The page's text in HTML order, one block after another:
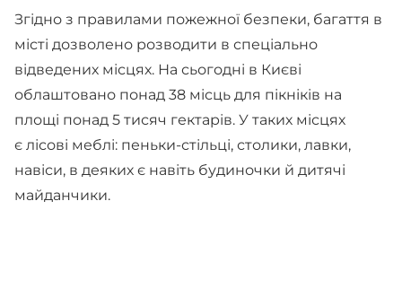
Згідно з правилами пожежної безпеки, багаття в
місті дозволено розводити в спеціально
відведених місцях. На сьогодні в Києві
облаштовано понад 38 місць для пікніків на
площі понад 5 тисяч гектарів. У таких місцях
є лісові меблі: пеньки-стільці, столики, лавки,
навіси, в деяких є навіть будиночки й дитячі
майданчики.